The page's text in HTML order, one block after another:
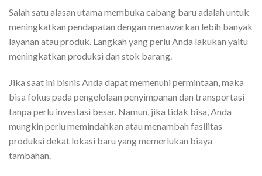
Salah satu alasan utama membuka cabang baru adalah untuk
meningkatkan pendapatan dengan menawarkan lebih banyak
layanan atau produk. Langkah yang perlu Anda lakukan yaitu
meningkatkan produksi dan stok barang.
Jika saat ini bisnis Anda dapat memenuhi permintaan, maka
bisa fokus pada pengelolaan penyimpanan dan transportasi
tanpa perlu investasi besar. Namun, jika tidak bisa, Anda
mungkin perlu memindahkan atau menambah fasilitas
produksi dekat lokasi baru yang memerlukan biaya
tambahan.